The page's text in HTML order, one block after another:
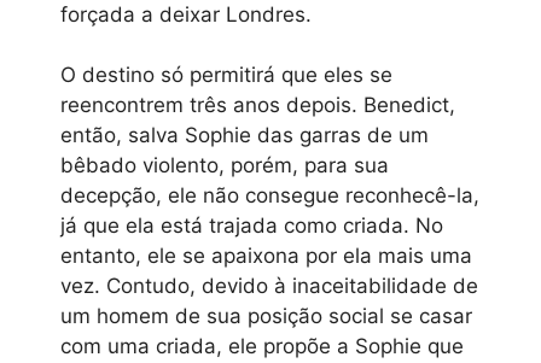
forçada a deixar Londres.
O destino só permitirá que eles se
reencontrem três anos depois. Benedict,
então, salva Sophie das garras de um
bêbado violento, porém, para sua
decepção, ele não consegue reconhecê-la,
já que ela está trajada como criada. No
entanto, ele se apaixona por ela mais uma
vez. Contudo, devido à inaceitabilidade de
um homem de sua posição social se casar
com uma criada, ele propõe a Sophie que